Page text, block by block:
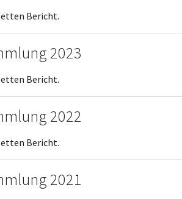
Bericht.
2023
Bericht.
2022
Bericht.
2021